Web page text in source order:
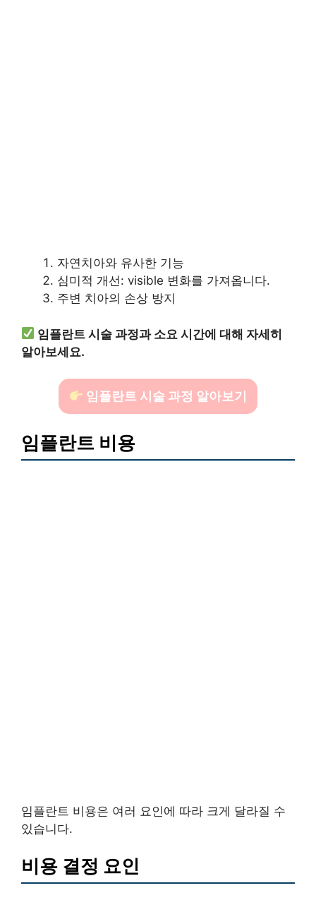
자연치아와 유사한 기능
심미적 개선: visible 변화를 가져옵니다.
주변 치아의 손상 방지
임플란트 시술 과정과 소요 시간에 대해 자세히
알아보세요.
임플란트 시술 과정 알아보기
임플란트 비용
임플란트 비용은 여러 요인에 따라 크게 달라질 수
있습니다.
비용 결정 요인